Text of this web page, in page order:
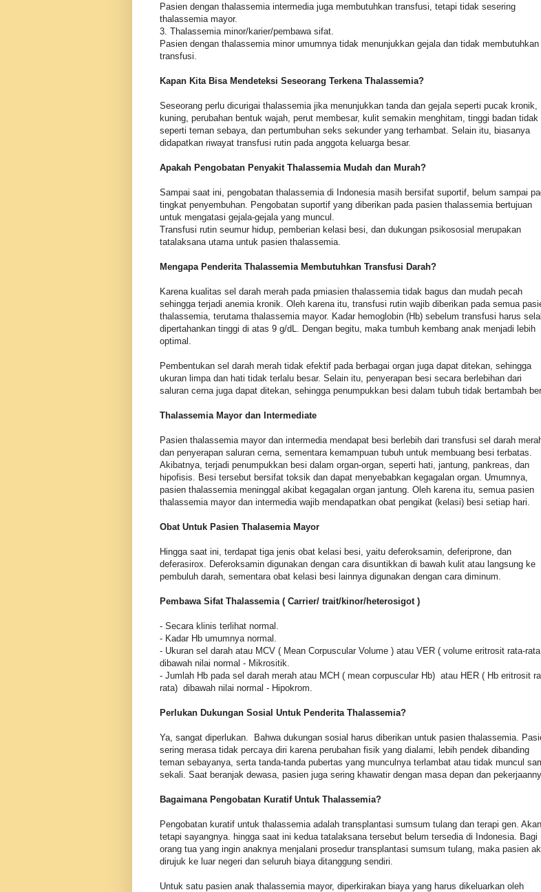
Pasien dengan thalassemia intermedia juga membutuhkan transfusi, tetapi tidak sesering
thalassemia mayor.
3. Thalassemia minor/karier/pembawa sifat.
Pasien dengan thalassemia minor umumnya tidak menunjukkan gejala dan tidak membutuhkan
transfusi.
Kapan Kita Bisa Mendeteksi Seseorang Terkena Thalassemia?
Seseorang perlu dicurigai thalassemia jika menunjukkan tanda dan gejala seperti pucak kronik,
kuning, perubahan bentuk wajah, perut membesar, kulit semakin menghitam, tinggi badan tidak
seperti teman sebaya, dan pertumbuhan seks sekunder yang terhambat. Selain itu, biasanya
didapatkan riwayat transfusi rutin pada anggota keluarga besar.
Apakah Pengobatan Penyakit Thalassemia Mudah dan Murah?
Sampai saat ini, pengobatan thalassemia di Indonesia masih bersifat suportif, belum sampai
tingkat penyembuhan. Pengobatan suportif yang diberikan pada pasien thalassemia bertujuan
untuk mengatasi gejala-gejala yang muncul.
Transfusi rutin seumur hidup, pemberian kelasi besi, dan dukungan psikososial merupakan
tatalaksana utama untuk pasien thalassemia.
Mengapa Penderita Thalassemia Membutuhkan Transfusi Darah?
Karena kualitas sel darah merah pada pmiasien thalassemia tidak bagus dan mudah pecah
sehingga terjadi anemia kronik. Oleh karena itu, transfusi rutin wajib diberikan pada semua
thalassemia, terutama thalassemia mayor. Kadar hemoglobin (Hb) sebelum transfusi harus
dipertahankan tinggi di atas 9 g/dL. Dengan begitu, maka tumbuh kembang anak menjadi lebih
optimal.
Pembentukan sel darah merah tidak efektif pada berbagai organ juga dapat ditekan, sehingga
ukuran limpa dan hati tidak terlalu besar. Selain itu, penyerapan besi secara berlebihan dari
saluran cerna juga dapat ditekan, sehingga penumpukkan besi dalam tubuh tidak bertambah
Thalassemia Mayor dan Intermediate
Pasien thalassemia mayor dan intermedia mendapat besi berlebih dari transfusi sel darah
dan penyerapan saluran cerna, sementara kemampuan tubuh untuk membuang besi terbatas.
Akibatnya, terjadi penumpukkan besi dalam organ-organ, seperti hati, jantung, pankreas, dan
hipofisis. Besi tersebut bersifat toksik dan dapat menyebabkan kegagalan organ. Umumnya,
pasien thalassemia meninggal akibat kegagalan organ jantung. Oleh karena itu, semua pasien
thalassemia mayor dan intermedia wajib mendapatkan obat pengikat (kelasi) besi setiap hari.
Obat Untuk Pasien Thalasemia Mayor
Hingga saat ini, terdapat tiga jenis obat kelasi besi, yaitu deferoksamin, deferiprone, dan
deferasirox. Deferoksamin digunakan dengan cara disuntikkan di bawah kulit atau langsung ke
pembuluh darah, sementara obat kelasi besi lainnya digunakan dengan cara diminum.
Pembawa Sifat Thalassemia ( Carrier/ trait/kinor/heterosigot )
- Secara klinis terlihat normal.
- Kadar Hb umumnya normal.
- Ukuran sel darah atau MCV ( Mean Corpuscular Volume ) atau VER ( volume eritrosit rata-
dibawah nilai normal - Mikrositik.
- Jumlah Hb pada sel darah merah atau MCH ( mean corpuscular Hb) atau HER ( Hb eritrosit
rata) dibawah nilai normal - Hipokrom.
Perlukan Dukungan Sosial Untuk Penderita Thalassemia?
Ya, sangat diperlukan. Bahwa dukungan sosial harus diberikan untuk pasien thalassemia.
sering merasa tidak percaya diri karena perubahan fisik yang dialami, lebih pendek dibanding
teman sebayanya, serta tanda-tanda pubertas yang munculnya terlambat atau tidak muncul
sekali. Saat beranjak dewasa, pasien juga sering khawatir dengan masa depan dan
Bagaimana Pengobatan Kuratif Untuk Thalassemia?
Pengobatan kuratif untuk thalassemia adalah transplantasi sumsum tulang dan terapi gen. Akan
tetapi sayangnya. hingga saat ini kedua tatalaksana tersebut belum tersedia di Indonesia. Bagi
orang tua yang ingin anaknya menjalani prosedur transplantasi sumsum tulang, maka pasien
dirujuk ke luar negeri dan seluruh biaya ditanggung sendiri.
Untuk satu pasien anak thalassemia mayor, diperkirakan biaya yang harus dikeluarkan oleh